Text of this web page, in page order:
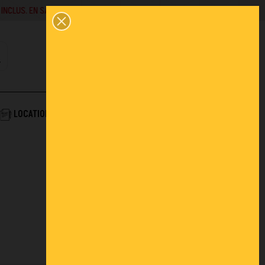
+
LOCATION